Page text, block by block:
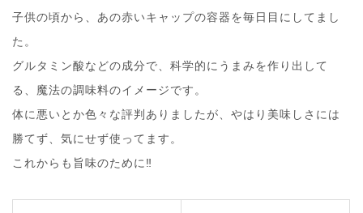
子供の頃から、あの赤いキャップの容器を毎日目にしてまし
た。
グルタミン酸などの成分で、科学的にうまみを作り出して
る、魔法の調味料のイメージです。
体に悪いとか色々な評判ありましたが、やはり美味しさには
勝てず、気にせず使ってます。
これからも旨味のために‼︎